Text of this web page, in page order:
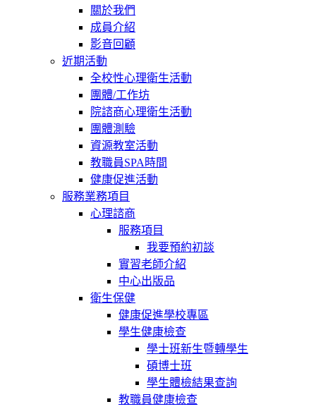
關於我們
成員介紹
影音回顧
近期活動
全校性心理衛生活動
團體/工作坊
院諮商心理衛生活動
團體測驗
資源教室活動
教職員SPA時間
健康促進活動
服務業務項目
心理諮商
服務項目
我要預約初談
實習老師介紹
中心出版品
衛生保健
健康促進學校專區
學生健康檢查
學士班新生暨轉學生
碩博士班
學生體檢結果查詢
教職員健康檢查